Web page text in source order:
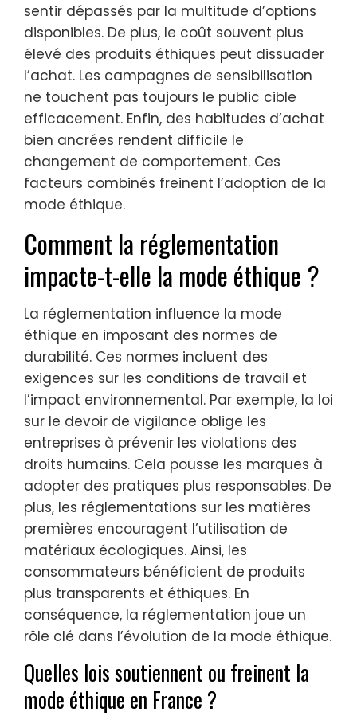
sentir dépassés par la multitude d’options
disponibles. De plus, le coût souvent plus
élevé des produits éthiques peut dissuader
l’achat. Les campagnes de sensibilisation
ne touchent pas toujours le public cible
efficacement. Enfin, des habitudes d’achat
bien ancrées rendent difficile le
changement de comportement. Ces
facteurs combinés freinent l’adoption de la
mode éthique.
Comment la réglementation
impacte-t-elle la mode éthique ?
La réglementation influence la mode
éthique en imposant des normes de
durabilité. Ces normes incluent des
exigences sur les conditions de travail et
l’impact environnemental. Par exemple, la loi
sur le devoir de vigilance oblige les
entreprises à prévenir les violations des
droits humains. Cela pousse les marques à
adopter des pratiques plus responsables. De
plus, les réglementations sur les matières
premières encouragent l’utilisation de
matériaux écologiques. Ainsi, les
consommateurs bénéficient de produits
plus transparents et éthiques. En
conséquence, la réglementation joue un
rôle clé dans l’évolution de la mode éthique.
Quelles lois soutiennent ou freinent la
mode éthique en France ?